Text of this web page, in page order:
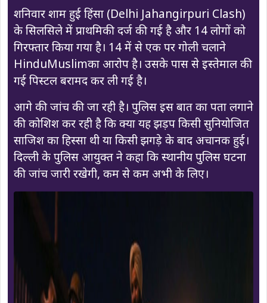
शनिवार शाम हुई हिंसा (Delhi Jahangirpuri Clash)
के सिलसिले में प्राथमिकी दर्ज की गई है और 14 लोगों को
गिरफ्तार किया गया है। 14 में से एक पर गोली चलाने
HinduMuslimका आरोप है। उसके पास से इस्तेमाल की
गई पिस्टल बरामद कर ली गई है।
आगे की जांच की जा रही है। पुलिस इस बात का पता लगाने
की कोशिश कर रही है कि क्या यह झड़प किसी सुनियोजित
साजिश का हिस्सा थी या किसी झगड़े के बाद अचानक हुई।
दिल्ली के पुलिस आयुक्त ने कहा कि स्थानीय पुलिस घटना
की जांच जारी रखेगी, कम से कम अभी के लिए।